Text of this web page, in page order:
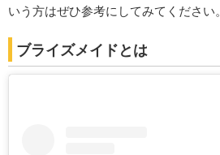
いう方はぜひ参考にしてみてください。
ブライズメイドとは